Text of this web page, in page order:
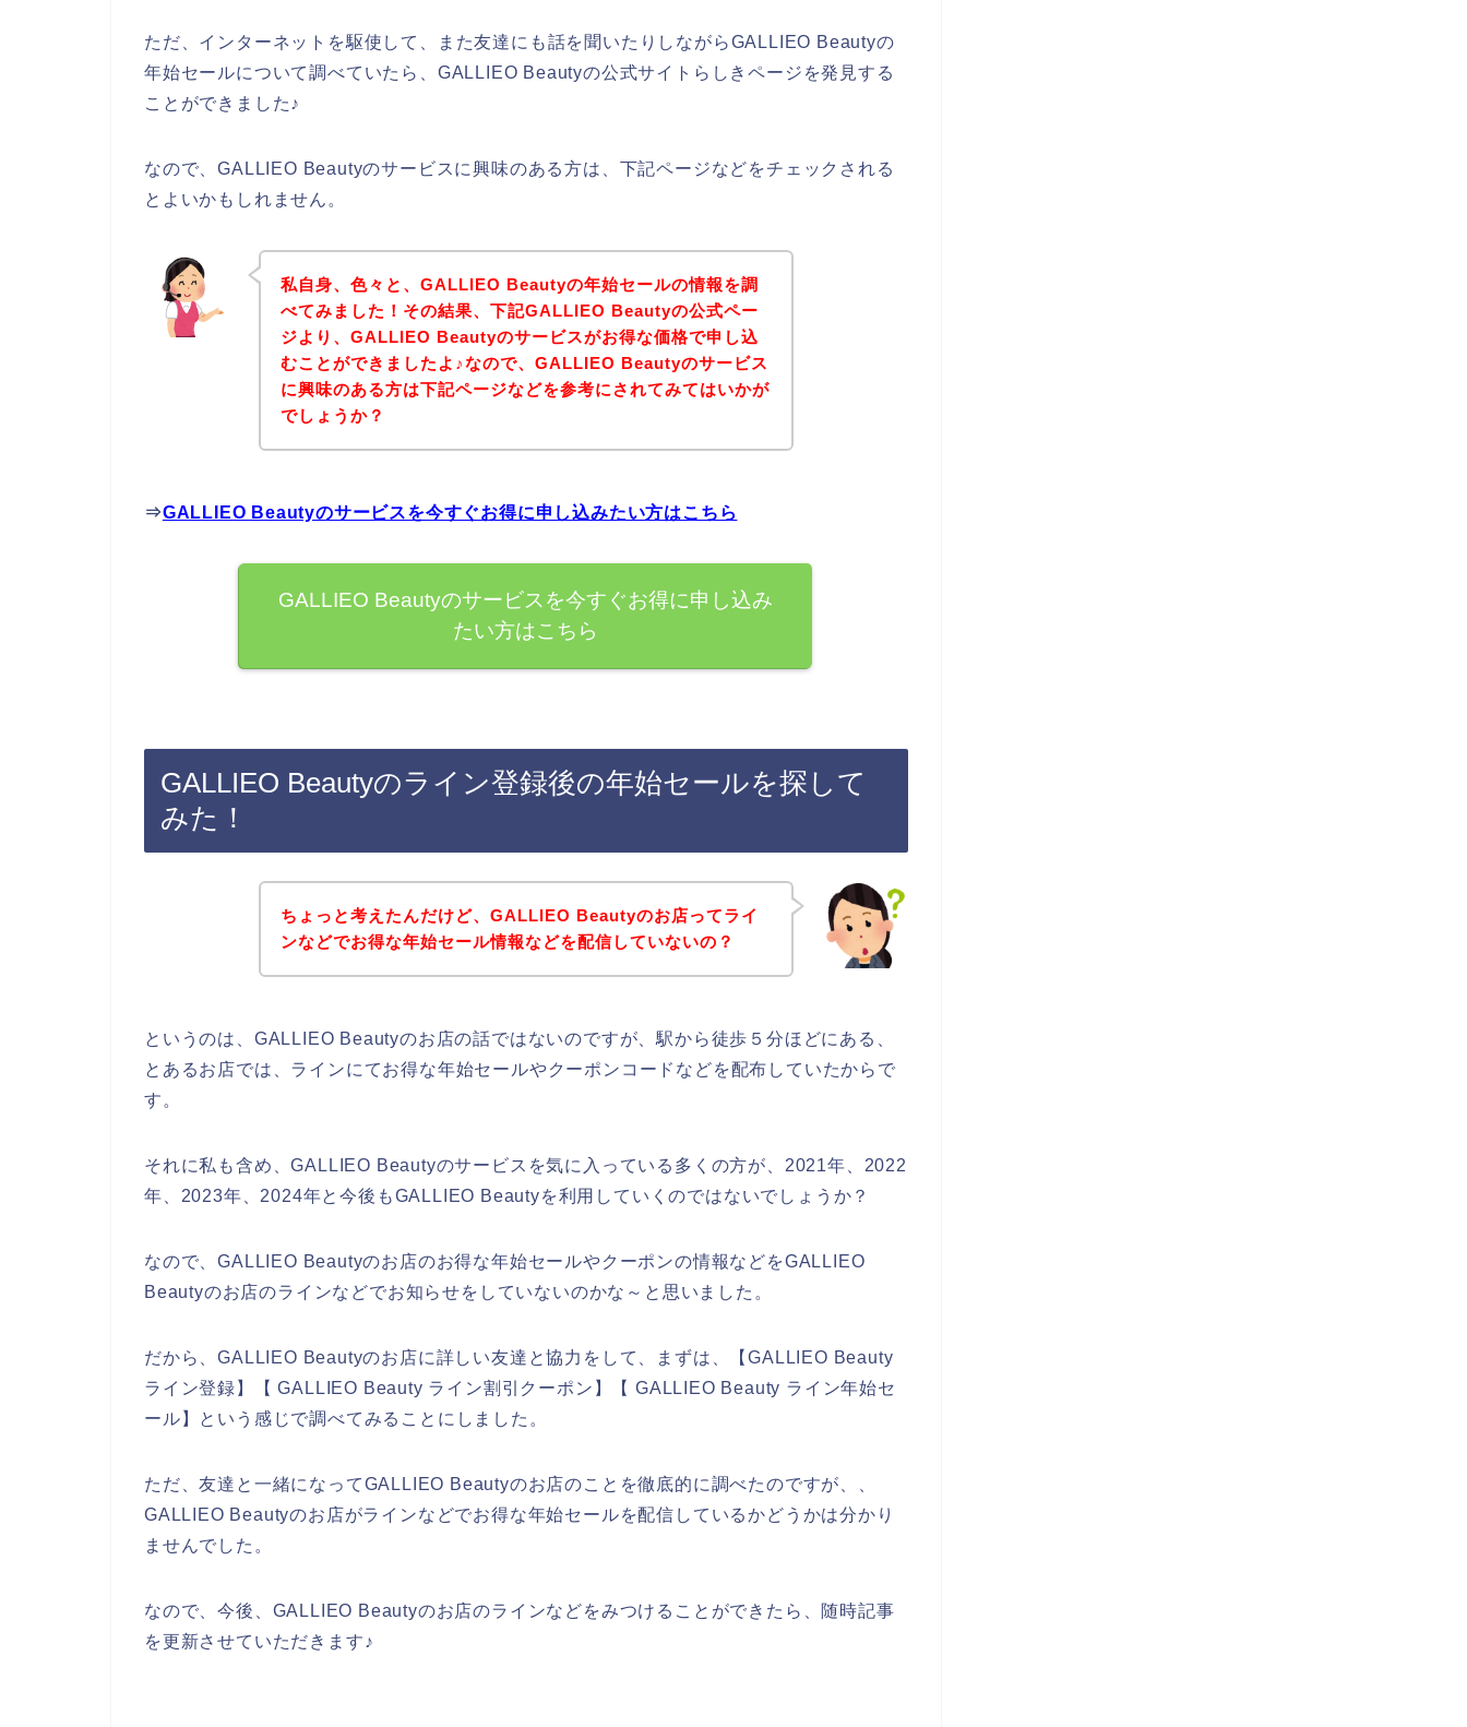
ただ、インターネットを駆使して、また友達にも話を聞いたりしながらGALLIEO Beautyの
年始セールについて調べていたら、GALLIEO Beautyの公式サイトらしきページを発見する
ことができました♪
なので、GALLIEO Beautyのサービスに興味のある方は、下記ページなどをチェックされる
とよいかもしれません。
私自身、色々と、GALLIEO Beautyの年始セールの情報を調
べてみました！その結果、下記GALLIEO Beautyの公式ペー
ジより、GALLIEO Beautyのサービスがお得な価格で申し込
むことができましたよ♪なので、GALLIEO Beautyのサービス
に興味のある方は下記ページなどを参考にされてみてはいかが
でしょうか？
⇒GALLIEO Beautyのサービスを今すぐお得に申し込みたい方はこちら
GALLIEO Beautyのサービスを今すぐお得に申し込み
たい方はこちら
GALLIEO Beautyのライン登録後の年始セールを探して
みた！
ちょっと考えたんだけど、GALLIEO Beautyのお店ってライ
ンなどでお得な年始セール情報などを配信していないの？
というのは、GALLIEO Beautyのお店の話ではないのですが、駅から徒歩５分ほどにある、
とあるお店では、ラインにてお得な年始セールやクーポンコードなどを配布していたからで
す。
それに私も含め、GALLIEO Beautyのサービスを気に入っている多くの方が、2021年、2022
年、2023年、2024年と今後もGALLIEO Beautyを利用していくのではないでしょうか？
なので、GALLIEO Beautyのお店のお得な年始セールやクーポンの情報などをGALLIEO
Beautyのお店のラインなどでお知らせをしていないのかな～と思いました。
だから、GALLIEO Beautyのお店に詳しい友達と協力をして、まずは、【GALLIEO Beauty
ライン登録】【 GALLIEO Beauty ライン割引クーポン】【 GALLIEO Beauty ライン年始セ
ール】という感じで調べてみることにしました。
ただ、友達と一緒になってGALLIEO Beautyのお店のことを徹底的に調べたのですが、、
GALLIEO Beautyのお店がラインなどでお得な年始セールを配信しているかどうかは分かり
ませんでした。
なので、今後、GALLIEO Beautyのお店のラインなどをみつけることができたら、随時記事
を更新させていただきます♪